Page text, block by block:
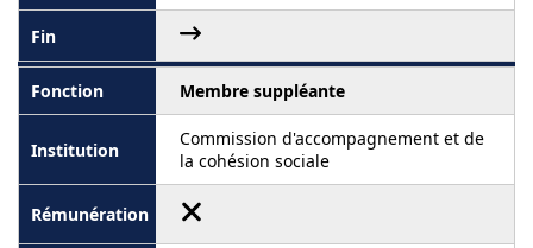
Membre suppléante
Commission d'accompagnement et de
la cohésion sociale